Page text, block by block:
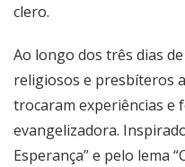
clero.
Ao longo dos três dias
religiosos e presbíteros
trocaram experiências e
evangelizadora.
Esperança” e pelo lema